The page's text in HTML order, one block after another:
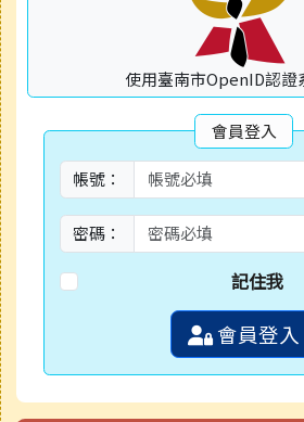
使用臺南市OpenID認證
會員登入
帳號：
密碼：
記住我
會員登入